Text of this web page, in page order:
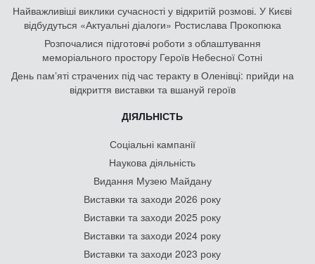
Найважливіші виклики сучасності у відкритій розмові. У Києві
відбудуться «Актуальні діалоги» Ростислава Прокопюка
Розпочалися підготовчі роботи з облаштування
меморіального простору Героїв Небесної Сотні
День памʼяті страчених під час теракту в Оленівці: прийди на
відкриття виставки та вшануй героїв
ДІЯЛЬНІСТЬ
Соціальні кампанії
Наукова діяльність
Видання Музею Майдану
Виставки та заходи 2026 року
Виставки та заходи 2025 року
Виставки та заходи 2024 року
Виставки та заходи 2023 року